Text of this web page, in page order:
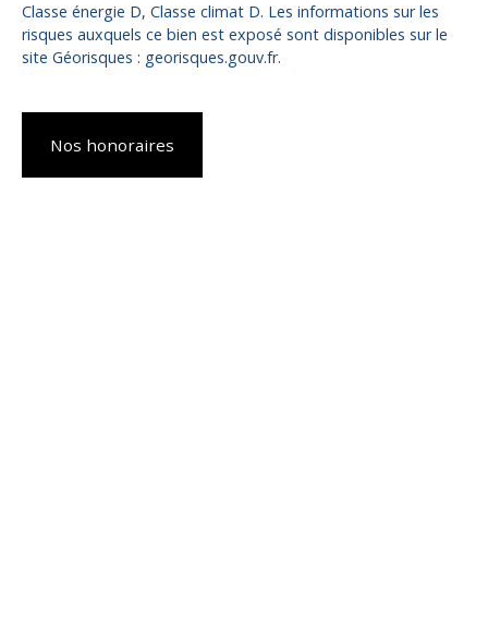
Classe énergie D, Classe climat D. Les informations sur les
risques auxquels ce bien est exposé sont disponibles sur le
site Géorisques : georisques.gouv.fr.
Nos honoraires